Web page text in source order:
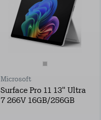
Microsoft
Surface Pro 11 13" Ultra
7 266V 16GB/256GB